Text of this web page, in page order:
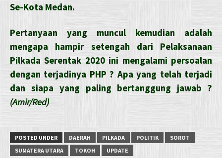
Se-Kota Medan.
Pertanyaan yang muncul kemudian adalah
mengapa hampir setengah dari Pelaksanaan
Pilkada Serentak 2020 ini mengalami persoalan
dengan terjadinya PHP ? Apa yang telah terjadi
dan siapa yang paling bertanggung jawab ?
(Amir/Red)
POSTED UNDER DAERAH PILKADA POLITIK
SOROT
SUMATERA UTARA
TOKOH UPDATE